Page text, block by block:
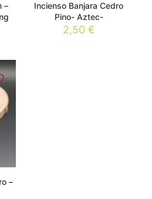
–
Incienso Banjara Cedro
Pino- Aztec-
2,50 €
–